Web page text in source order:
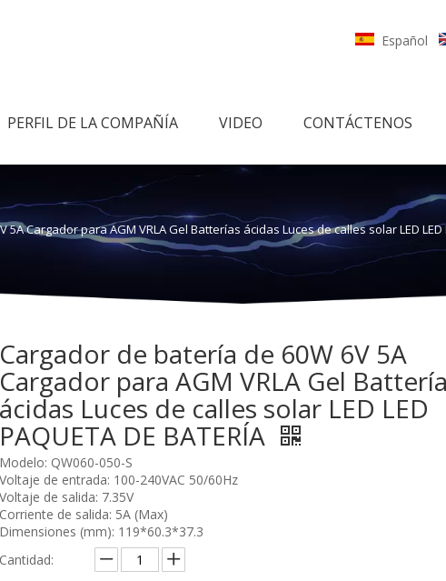
Español
PERFIL DE LA COMPAÑÍA VIDEO CONTÁCTENOS
Cargador para AGM VRLA Gel Batterías ácidas Luces de calles solar LED LED
Cargador de batería de 60W 6V 5A
Cargador para AGM VRLA Gel
ácidas Luces de calles solar LED LED
PAQUETA DE BATERÍA
Modelo: QW060-050-S
Voltaje de entrada: 100-240VAC 50/60Hz
Voltaje de salida: 7.35V
Corriente de salida: 5A (Max)
Dimensiones (mm): 119*60.3*37.3
Cantidad: